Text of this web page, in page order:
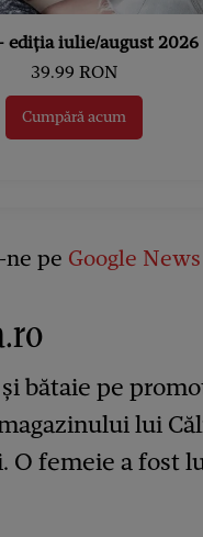
ediția iulie/august 2026
39.99 RON
Cumpără acum
pe Google News